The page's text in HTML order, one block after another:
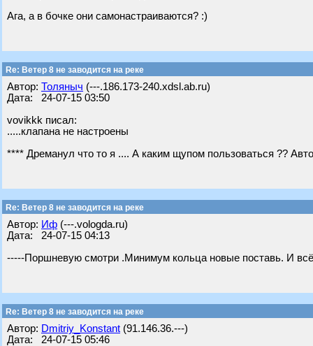
Ага, а в бочке они самонастраиваются? :)
Re: Ветер 8 не заводится на реке
Автор: Толяныч (---.186.173-240.xdsl.ab.ru)
Дата: 24-07-15 03:50
vovikkk писал:
.....клапана не настроены
**** Дреманул что то я .... А каким щупом пользоваться ??
Re: Ветер 8 не заводится на реке
Автор: Иф (---.vologda.ru)
Дата: 24-07-15 04:13
-----Поршневую смотри .Минимум кольца новые поставь. И
Re: Ветер 8 не заводится на реке
Автор: Dmitriy_Konstant (91.146.36.---)
Дата: 24-07-15 05:46